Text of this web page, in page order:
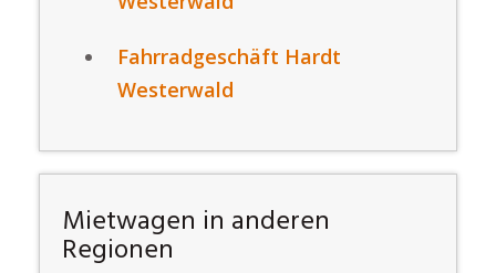
Fahrradgeschäft Hardt
Westerwald
Mietwagen in anderen
Regionen